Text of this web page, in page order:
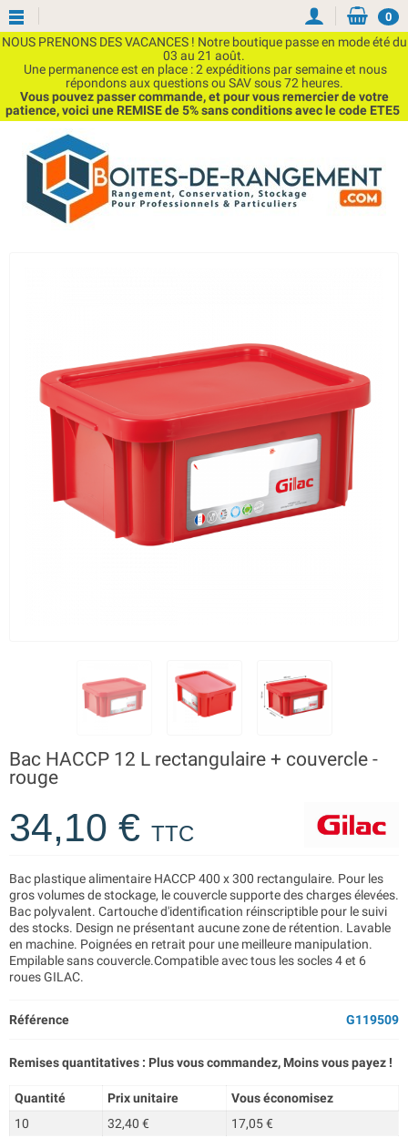
NOUS PRENONS DES VACANCES ! Notre boutique passe en mode été du
03 au 21 août.
Une permanence est en place : 2 expéditions par semaine et nous
répondons aux questions ou SAV sous 72 heures.
Vous pouvez passer commande, et pour vous remercier de votre
patience, voici une REMISE de 5% sans conditions avec le code ETE5
0
Bac HACCP 12 L rectangulaire + couvercle -
rouge
34,10 € TTC
Bac plastique alimentaire HACCP 400 x 300 rectangulaire. Pour les
gros volumes de stockage, le couvercle supporte des charges élevées.
Bac polyvalent. Cartouche d'identification réinscriptible pour le suivi
des stocks. Design ne présentant aucune zone de rétention. Lavable
en machine. Poignées en retrait pour une meilleure manipulation.
Empilable sans couvercle.Compatible avec tous les socles 4 et 6
roues GILAC.
Référence G119509
Remises quantitatives : Plus vous commandez, Moins vous payez !
Quantité Prix unitaire
Vous économisez
10
32,40 € 17,05 €